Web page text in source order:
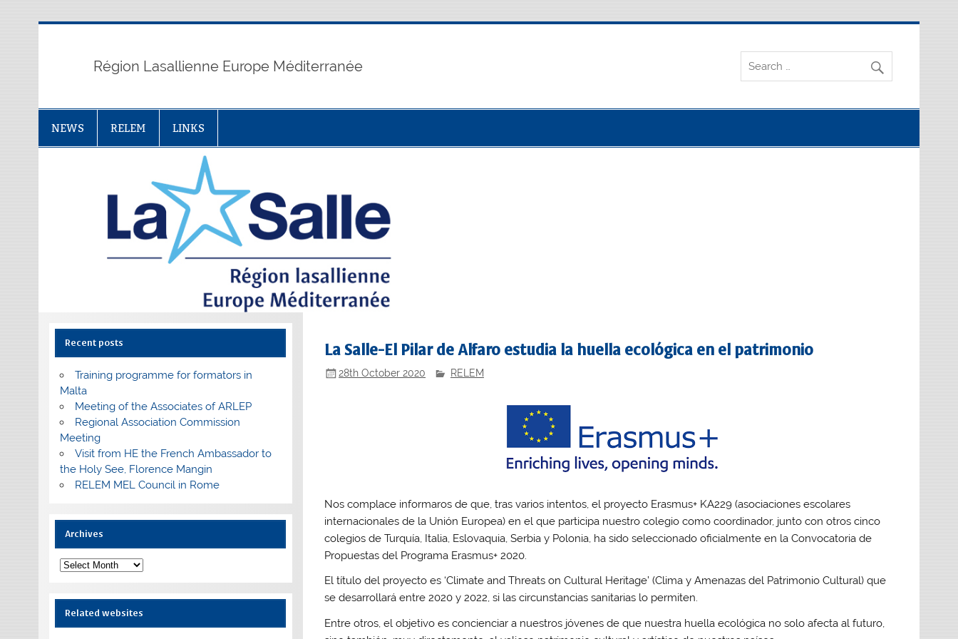
Région Lasallienne Europe Méditerranée
NEWS RELEM LINKS
La Salle-El Pilar de Alfaro estudia la huella ecológica en el patrimonio
28th October 2020 RELEM
Nos complace informaros de que, tras varios intentos, el proyecto Erasmus+ KA229 (asociaciones escolares
internacionales de la Unión Europea) en el que participa nuestro colegio como coordinador, junto con otros cinco
colegios de Turquía, Italia, Eslovaquia, Serbia y Polonia, ha sido seleccionado oficialmente en la Convocatoria de
Propuestas del Programa Erasmus+ 2020.
El título del proyecto es ‘Climate and Threats on Cultural Heritage’ (Clima y Amenazas del Patrimonio Cultural) que
se desarrollará entre 2020 y 2022, si las circunstancias sanitarias lo permiten.
Entre otros, el objetivo es concienciar a nuestros jóvenes de que nuestra huella ecológica no solo afecta al futuro,
Recent posts
Training programme for formators in
Malta
Meeting of the Associates of ARLEP
Regional Association Commission
Meeting
Visit from HE the French Ambassador to
the Holy See, Florence Mangin
RELEM MEL Council in Rome
Archives
Archives
Related websites